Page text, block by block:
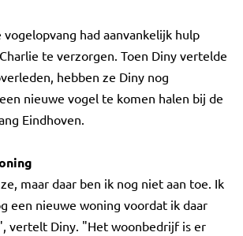
vogelopvang had aanvankelijk hulp
te verzorgen. Toen Diny vertelde
hebben ze Diny nog
nieuwe vogel te komen halen bij de
Eindhoven.
maar daar ben ik nog niet aan toe. Ik
een nieuwe woning voordat ik daar
vertelt Diny. "Het woonbedrijf is er